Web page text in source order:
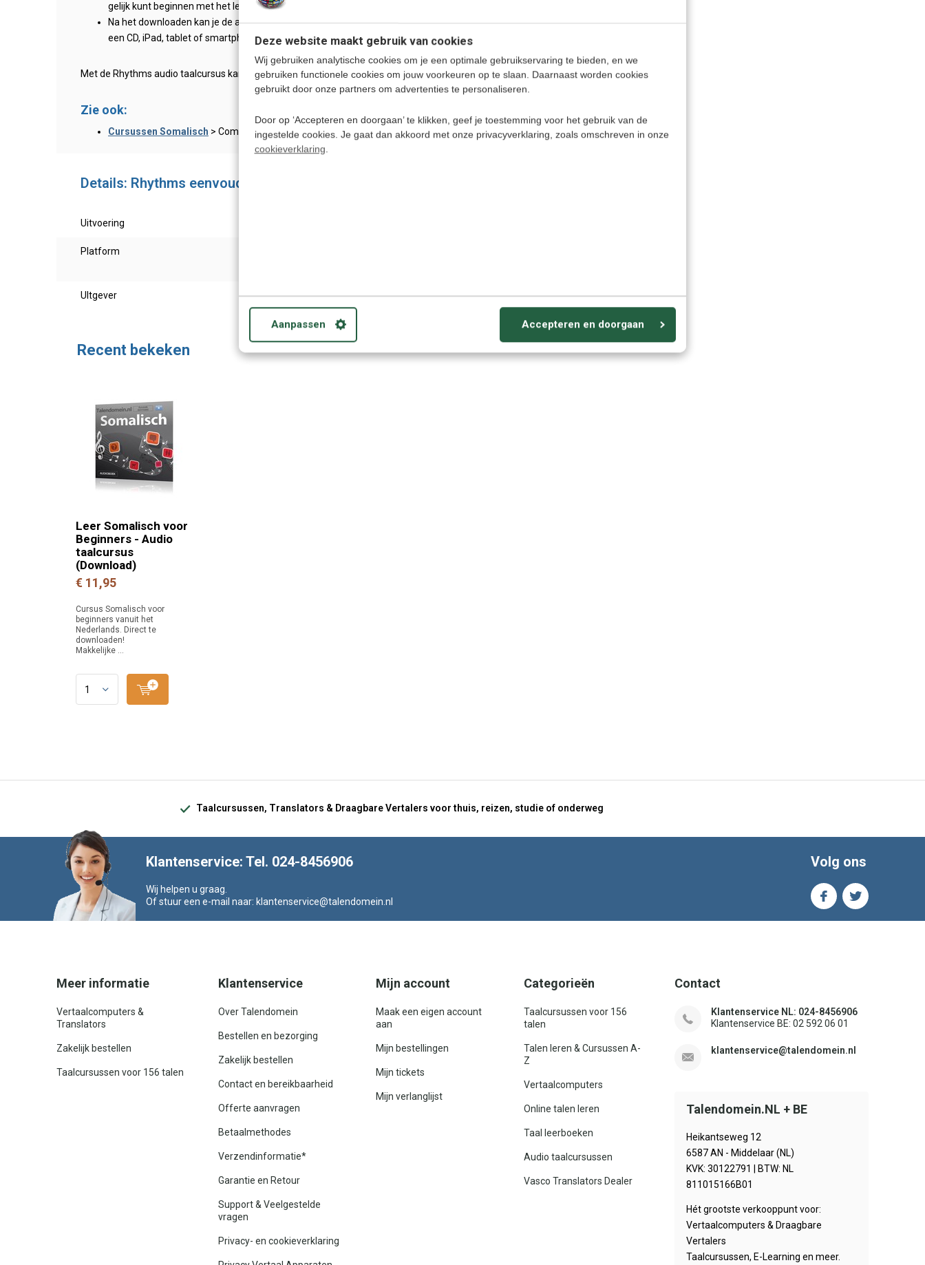
Deze website maakt gebruik van cookies
Wij gebruiken analytische cookies om je een optimale gebruikservaring te bieden, en we
gebruiken functionele cookies om jouw voorkeuren op te slaan. Daarnaast worden cookies
gebruikt door onze partners om advertenties te personaliseren.
Door op ‘Accepteren en doorgaan’ te klikken, geef je toestemming voor het gebruik van de
ingestelde cookies. Je gaat dan akkoord met onze privacyverklaring, zoals omschreven in onze
cookieverklaring.
Aanpassen Accepteren en doorgaan
gelijk kunt beginnen met het leren van de Somalische taal!
Na het downloaden kan je de audio-bestanden gebruiken op de PC, of overzetten naar bijv.
een CD, iPad, tablet of smartphone.
Met de Rhythms audio taalcursus kan je niet makkelijker een taal leren!
Zie ook:
Cursussen Somalisch > Compleet overzicht
Details: Rhythms eenvoudig Somalisch - Luistercursus Download
Uitvoering
Platform
UItgever Eurotalk
Recent bekeken
Leer Somalisch voor
Beginners - Audio
taalcursus
(Download)
€ 11,95
Cursus Somalisch voor
beginners vanuit het
Nederlands. Direct te
downloaden!
Makkelijke ...
Taalcursussen, Translators & Draagbare Vertalers voor thuis, reizen, studie of onderweg
Klantenservice: Tel. 024-8456906
Wij helpen u graag.
Of stuur een e-mail naar: klantenservice@talendomein.nl
Volg ons
Meer informatie
Vertaalcomputers &
Translators
Zakelijk bestellen
Taalcursussen voor 156 talen
Klantenservice
Over Talendomein
Bestellen en bezorging
Zakelijk bestellen
Contact en bereikbaarheid
Offerte aanvragen
Betaalmethodes
Verzendinformatie*
Garantie en Retour
Support & Veelgestelde
vragen
Privacy- en cookieverklaring
Mijn account
Maak een eigen account
aan
Mijn bestellingen
Mijn tickets
Mijn verlanglijst
Categorieën
Taalcursussen voor 156
talen
Talen leren & Cursussen A-
Z
Vertaalcomputers
Online talen leren
Taal leerboeken
Audio taalcursussen
Vasco Translators Dealer
Contact
Klantenservice NL: 024-8456906
Klantenservice BE: 02 592 06 01
klantenservice@talendomein.nl
Talendomein.NL + BE
Heikantseweg 12
6587 AN - Middelaar (NL)
KVK: 30122791 | BTW: NL
811015166B01
Hét grootste verkooppunt voor:
Vertaalcomputers & Draagbare
Vertalers
Taalcursussen, E-Learning en meer.